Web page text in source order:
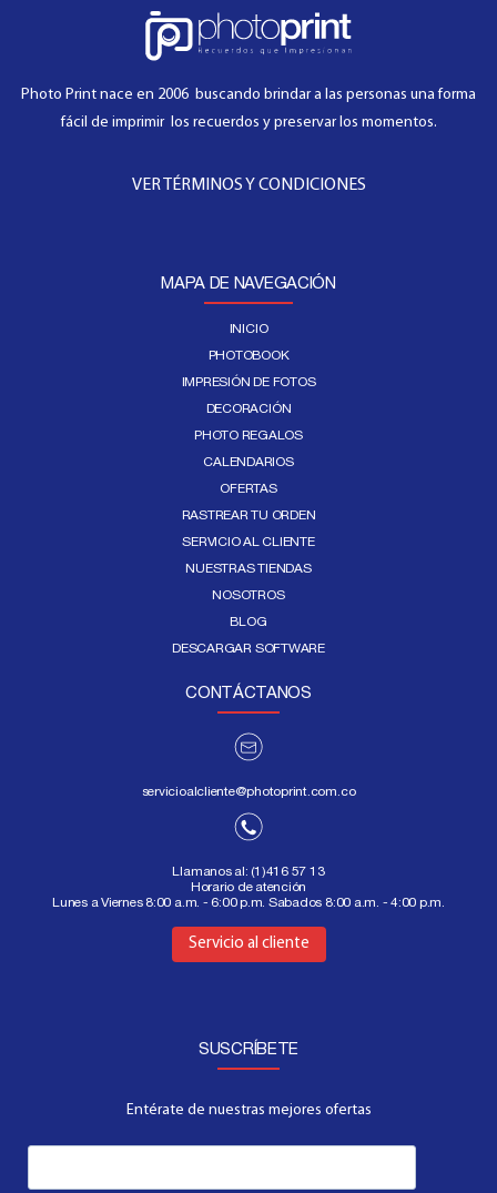
Photo Print nace en 2006 buscando brindar a las personas una forma
fácil de imprimir los recuerdos y preservar los momentos.
VER TÉRMINOS Y CONDICIONES
MAPA DE NAVEGACIÓN
INICIO
PHOTOBOOK
IMPRESIÓN DE FOTOS
DECORACIÓN
PHOTO REGALOS
CALENDARIOS
OFERTAS
RASTREAR TU ORDEN
SERVICIO AL CLIENTE
NUESTRAS TIENDAS
NOSOTROS
BLOG
DESCARGAR SOFTWARE
CONTÁCTANOS
servicioalcliente@photoprint.com.co
Llamanos al: (1)416 57 13
Horario de atención
Lunes a Viernes 8:00 a.m. - 6:00 p.m. Sabados 8:00 a.m. - 4:00 p.m.
Servicio al cliente
Aquí
SUSCRÍBETE
Entérate de nuestras mejores ofertas